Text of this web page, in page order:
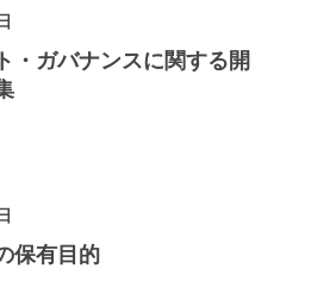
・ガバナンスに関する開
保有目的